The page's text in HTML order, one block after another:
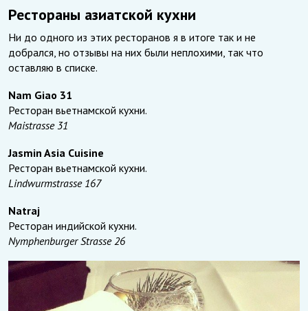
Рестораны азиатской кухни
Ни до одного из этих ресторанов я в итоге так и не
добрался, но отзывы на них были неплохими, так что
оставляю в списке.
Nam Giao 31
Ресторан вьетнамской кухни.
Maistrasse 31
Jasmin Asia Cuisine
Ресторан вьетнамской кухни.
Lindwurmstrasse 167
Natraj
Ресторан индийской кухни.
Nymphenburger Strasse 26